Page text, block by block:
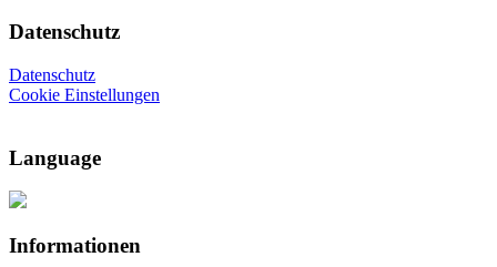
Datenschutz
Datenschutz
Cookie Einstellungen
Language
Informationen